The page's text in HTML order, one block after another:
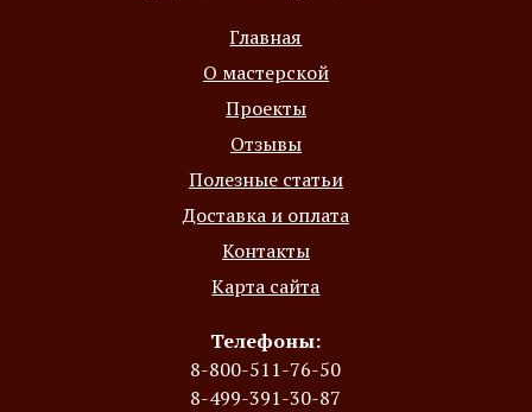
Главная
О мастерской
Проекты
Отзывы
Полезные статьи
Доставка и оплата
Контакты
Карта сайта
Телефоны:
8-800-511-76-50
8-499-391-30-87